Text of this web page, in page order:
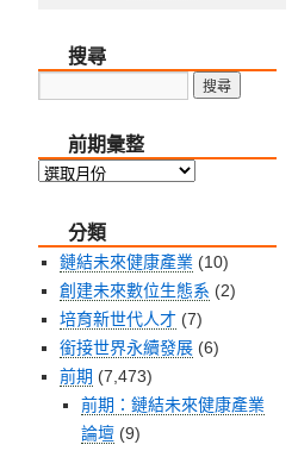
搜尋
前期彙整
前
整
分類
鏈結未來健康產業 (10)
創建未來數位生態系 (2)
培育新世代人才 (7)
銜接世界永續發展 (6)
前期 (7,473)
前期：鏈結未來健康產業
論壇 (9)